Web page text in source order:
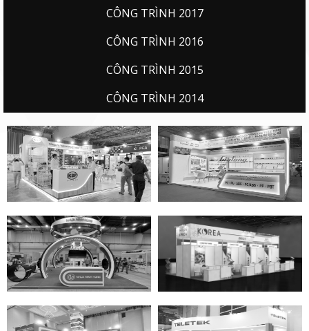
CÔNG TRÌNH 2017
CÔNG TRÌNH 2016
CÔNG TRÌNH 2015
CÔNG TRÌNH 2014